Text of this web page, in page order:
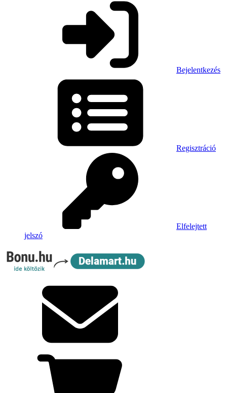
Bejelentkezés
Regisztráció
Elfelejtett
jelszó